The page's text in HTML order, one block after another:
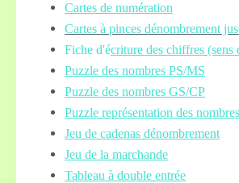
Cartes de numération
Cartes à pinces dénombrement
Fiche d'écriture des chiffres (sens
Puzzle des nombres PS/MS
Puzzle des nombres GS/CP
Puzzle représentation des nombres
Jeu de cadenas dénombrement
Jeu de la marchande
Tableau à double entrée